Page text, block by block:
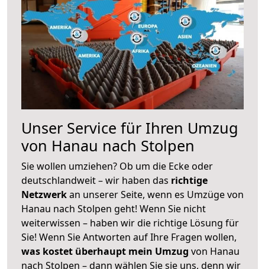
Unser Service für Ihren Umzug
von Hanau nach Stolpen
Sie wollen umziehen? Ob um die Ecke oder
deutschlandweit – wir haben das richtige
Netzwerkan unserer Seite, wenn es Umzüge von
Hanau nach Stolpen geht! Wenn Sie nicht
weiterwissen – haben wir die richtige Lösung für
Sie! Wenn Sie Antworten auf Ihre Fragen wollen,
was kostet überhaupt mein Umzug von Hanau
nach Stolpen – dann wählen Sie sie uns, denn wir